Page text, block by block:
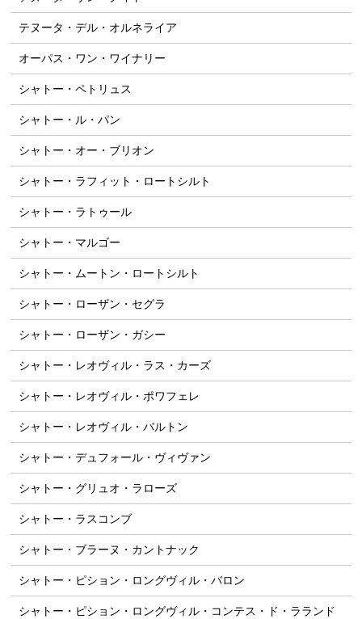
テヌータ・デル・オルネライア
オーパス・ワン・ワイナリー
シャトー・ペトリュス
シャトー・ル・パン
シャトー・オー・ブリオン
シャトー・ラフィット・ロートシルト
シャトー・ラトゥール
シャトー・マルゴー
シャトー・ムートン・ロートシルト
シャトー・ローザン・セグラ
シャトー・ローザン・ガシー
シャトー・レオヴィル・ラス・カーズ
シャトー・レオヴィル・ポワフェレ
シャトー・レオヴィル・バルトン
シャトー・デュフォール・ヴィヴァン
シャトー・グリュオ・ラローズ
シャトー・ラスコンブ
シャトー・ブラーヌ・カントナック
シャトー・ピション・ロングヴィル・バロン
シャトー・ピション・ロングヴィル・コンテス・ド・ラランド